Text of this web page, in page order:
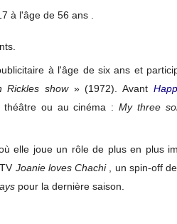
à l'âge de 56 ans .
à l'âge de six ans et
Rickles show» (1972). Avant
théâtre ou au cinéma :My three
où elle joue un rôle de plus en plus
Joanie loves Chachi, un spin-off
pour la dernière saison.